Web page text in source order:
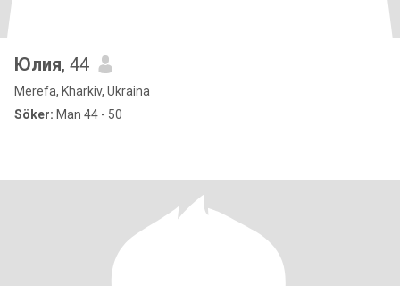
Юлия, 44
Merefa, Kharkiv, Ukraina
Söker: Man 44 - 50